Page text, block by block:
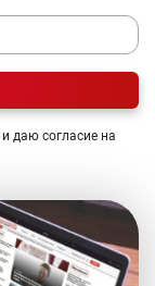
и даю согласие на